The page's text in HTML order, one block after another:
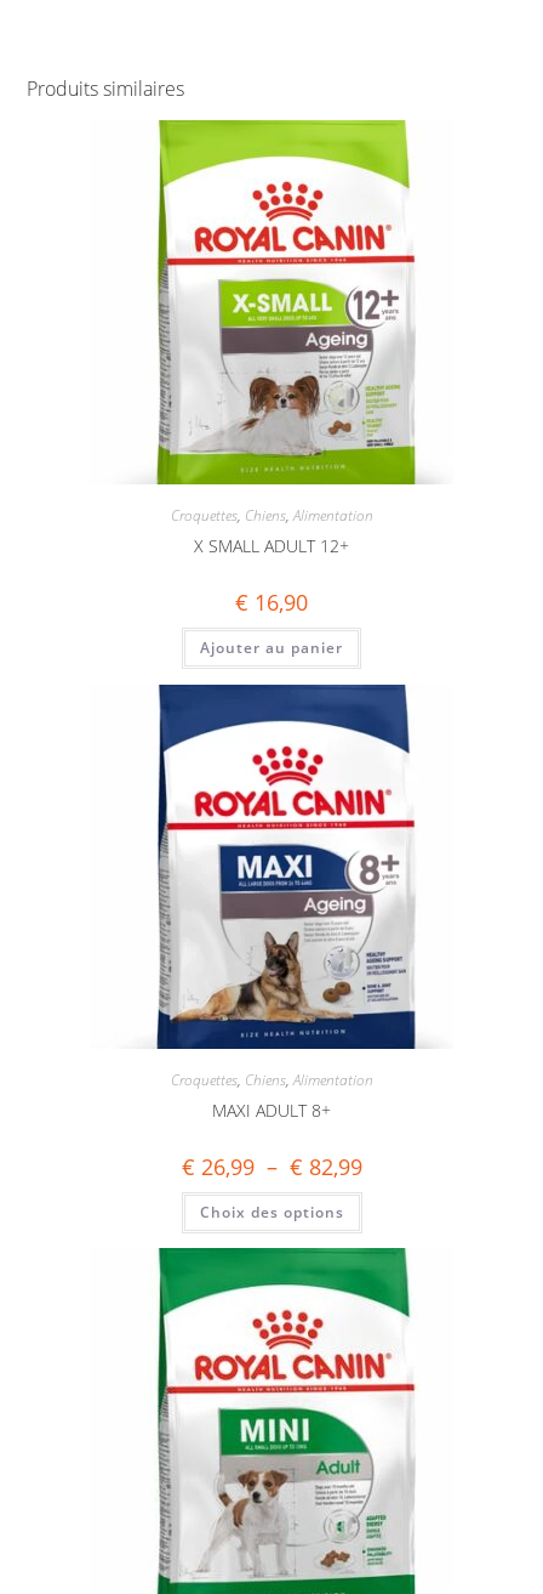
Produits similaires
Croquettes, Chiens,Alimentation
X SMALL ADULT 12+
€ 16,90
Ajouter au panier
Croquettes, Chiens,Alimentation
MAXI ADULT 8+
€ 26,99 – € 82,99
Choix des options